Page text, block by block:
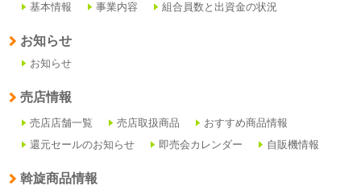
基本情報 事業内容 組合員数と出資金の状況
お知らせ
お知らせ
売店情報
売店店舗一覧 売店取扱商品
おすすめ商品情報
還元セールのお知らせ
即売会カレンダー 自販機情報
斡旋商品情報